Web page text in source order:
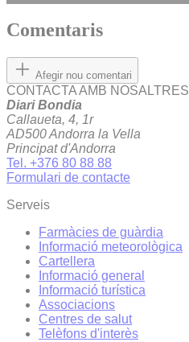
Comentaris
Afegir nou comentari
CONTACTA AMB NOSALTRES
Diari Bondia
Callaueta, 4, 1r
AD500 Andorra la Vella
Principat d'Andorra
Tel. +376 80 88 88
Formulari de contacte
Serveis
Farmàcies de guàrdia
Informació meteorològica
Cartellera
Informació general
Informació turística
Associacions
Centres de salut
Telèfons d'interès